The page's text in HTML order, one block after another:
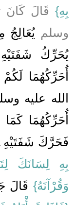
بِهِ‏}
قَالَ
وسلم يُعَالِجُ
يُحَرِّكُ
أُحَرِّكُهُمَا
الله عليه
أُحَرِّكُهُمَا
فَحَرَّكَ شَفَتَيْهِ
بِهِ لِسَانَكَ
وَقُرْآنَهُ‏}‏ قَالَ